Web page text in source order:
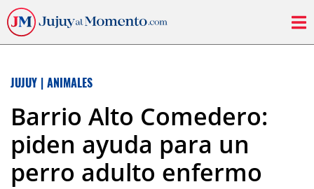
JUJUY | ANIMALES
Barrio Alto Comedero:
piden ayuda para un
perro adulto enfermo